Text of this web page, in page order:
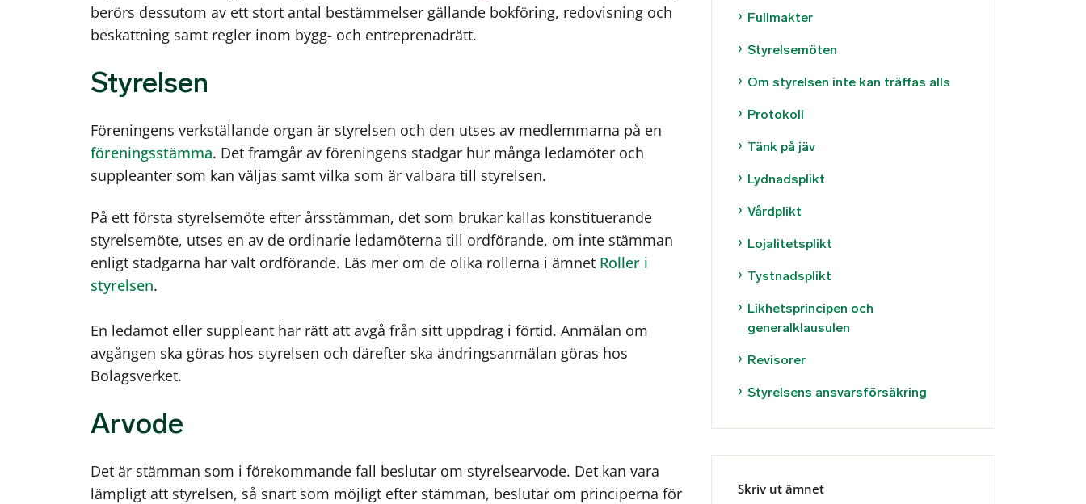
Fullmakter
Styrelsemöten
Om styrelsen inte kan träffas alls
Protokoll
Tänk på jäv
Lydnadsplikt
Vårdplikt
Lojalitetsplikt
Tystnadsplikt
Likhetsprincipen och
generalklausulen
Revisorer
Styrelsens ansvarsförsäkring
Skriv ut ämnet
berörs dessutom av ett stort antal bestämmelser gällande bokföring, redovisning och
beskattning samt regler inom bygg- och entreprenadrätt.
Styrelsen
Föreningens verkställande organ är styrelsen och den utses av medlemmarna på en
föreningsstämma. Det framgår av föreningens stadgar hur många ledamöter och
suppleanter som kan väljas samt vilka som är valbara till styrelsen.
På ett första styrelsemöte efter årsstämman, det som brukar kallas konstituerande
styrelsemöte, utses en av de ordinarie ledamöterna till ordförande, om inte stämman
enligt stadgarna har valt ordförande. Läs mer om de olika rollerna i ämnet Roller i
styrelsen.
En ledamot eller suppleant har rätt att avgå från sitt uppdrag i förtid. Anmälan om
avgången ska göras hos styrelsen och därefter ska ändringsanmälan göras hos
Bolagsverket.
Arvode
Det är stämman som i förekommande fall beslutar om styrelsearvode. Det kan vara
lämpligt att styrelsen, så snart som möjligt efter stämman, beslutar om principerna för